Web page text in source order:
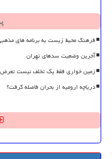
فرهنگ محیط زیست به برنامه های
آخرین وضعیت سدهای تهران
زمین خواری فقط یک تخلف نیست
دریاچه ارومیه از بحران فاصله گرفت؟